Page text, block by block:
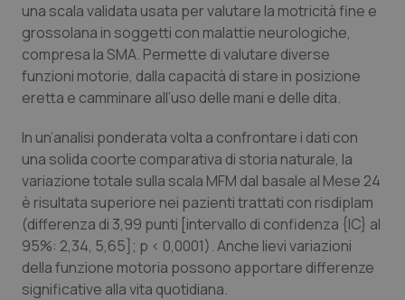
Rene & patologie urogenitali
Salute orale & impianti
Tiroide
Tumore al seno
Tumore ovarico
una scala validata usata per valutare la motricità fine e
grossolana in soggetti con malattie neurologiche,
compresa la SMA. Permette di valutare diverse
funzioni motorie, dalla capacità di stare in posizione
eretta e camminare all’uso delle mani e delle dita.
In un’analisi ponderata volta a confrontare i dati con
una solida coorte comparativa di storia naturale, la
variazione totale sulla scala MFM dal basale al Mese 24
è risultata superiore nei pazienti trattati con risdiplam
(differenza di 3,99 punti [intervallo di confidenza {IC} al
95%: 2,34, 5,65]; p < 0,0001). Anche lievi variazioni
della funzione motoria possono apportare differenze
significative alla vita quotidiana.